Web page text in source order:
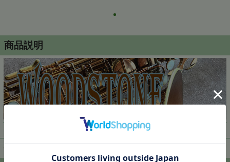
商品説明
▼ 商品説明の続きを見る ▼
価格: